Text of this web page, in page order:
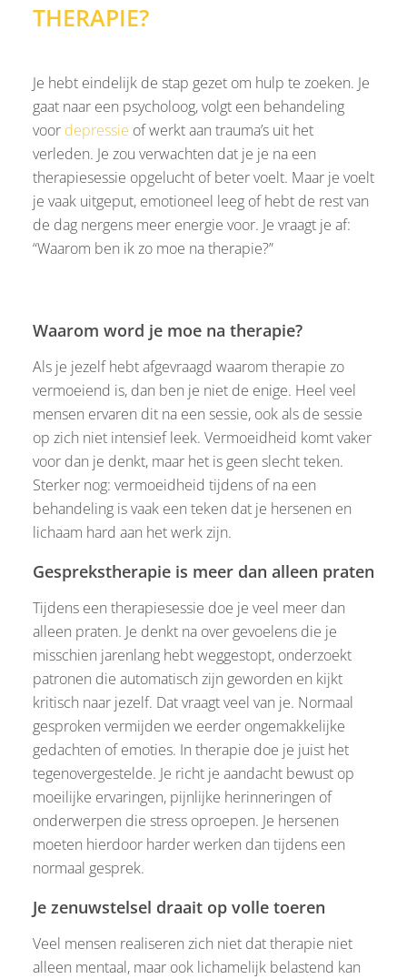
THERAPIE?
Je hebt eindelijk de stap gezet om hulp te zoeken. Je
gaat naar een psycholoog, volgt een behandeling
voor depressie of werkt aan trauma’s uit het
verleden. Je zou verwachten dat je je na een
therapiesessie opgelucht of beter voelt. Maar je voelt
je vaak uitgeput, emotioneel leeg of hebt de rest van
de dag nergens meer energie voor. Je vraagt je af:
“Waarom ben ik zo moe na therapie?”
Waarom word je moe na therapie?
Als je jezelf hebt afgevraagd waarom therapie zo
vermoeiend is, dan ben je niet de enige. Heel veel
mensen ervaren dit na een sessie, ook als de sessie
op zich niet intensief leek. Vermoeidheid komt vaker
voor dan je denkt, maar het is geen slecht teken.
Sterker nog: vermoeidheid tijdens of na een
behandeling is vaak een teken dat je hersenen en
lichaam hard aan het werk zijn.
Gesprekstherapie is meer dan alleen praten
Tijdens een therapiesessie doe je veel meer dan
alleen praten. Je denkt na over gevoelens die je
misschien jarenlang hebt weggestopt, onderzoekt
patronen die automatisch zijn geworden en kijkt
kritisch naar jezelf. Dat vraagt veel van je. Normaal
gesproken vermijden we eerder ongemakkelijke
gedachten of emoties. In therapie doe je juist het
tegenovergestelde. Je richt je aandacht bewust op
moeilijke ervaringen, pijnlijke herinneringen of
onderwerpen die stress oproepen. Je hersenen
moeten hierdoor harder werken dan tijdens een
normaal gesprek.
Je zenuwstelsel draait op volle toeren
Veel mensen realiseren zich niet dat therapie niet
alleen mentaal, maar ook lichamelijk belastend kan